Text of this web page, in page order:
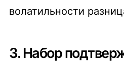
волатильности
3. Набор